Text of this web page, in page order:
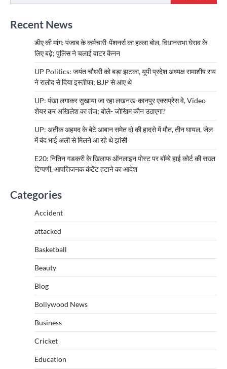
Recent News
डीए की मांग: पंजाब के कर्मचारी-पेंशनर्स का हल्ला बोल, विधानसभा घेराव के
लिए बढ़े; पुलिस ने चलाई वाटर कैनन
UP Politics: जयंत चौधरी को बड़ा झटका, यूपी प्रदेश अध्यक्ष रामाशीष राय
ने रालोद से दिया इस्तीफा; BJP से आए थे
UP: पंखा लगाकर सुखाया जा रहा लखनऊ-कानपुर एक्सप्रेस वे, Video
शेयर कर अखिलेश का तंज; बोले- जोखिम कौन उठाएगा?
UP: अतीक अहमद के बेटे आबान समेत दो की हादसे में मौत, तीन घायल, जेल
में बंद भाई अली से मिलने आ रहे थे झांसी
E20: नितिन गडकरी के खिलाफ ऑनलाइन पोस्ट पर बॉम्बे हाई कोर्ट की सख्त
टिप्पणी, आपत्तिजनक कंटेंट हटाने का आदेश
Categories
Accident
attacked
Basketball
Beauty
Blog
Bollywood News
Business
Cricket
Education